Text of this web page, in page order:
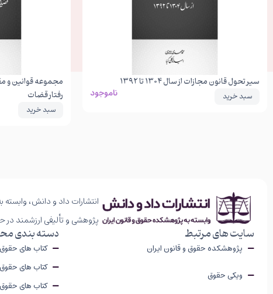
سیر تحول قانون مجازات از سال ۱۳۰۴ تا ۱۳۹۲
سبد خرید ناموجود
مجموعه قوانین و
رفتار قضات
سبد خرید
انتشارات داد و دانش، وابسته
پژوهشی و تألیفی ارزشمند
سایت های مرتبط
پژوهشکده حقوق و قانون ایران
ویکی حقوق
دسته بندی
کتاب های
کتاب های
کتاب های